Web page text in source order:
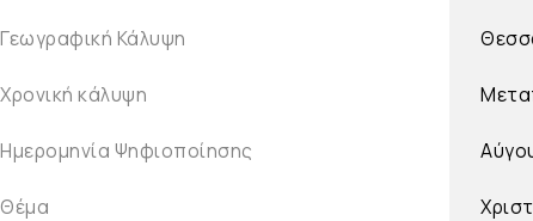
Γεωγραφική Κάλυψη
Χρονική κάλυψη
Ημερομηνία Ψηφιοποίησης
Θέμα